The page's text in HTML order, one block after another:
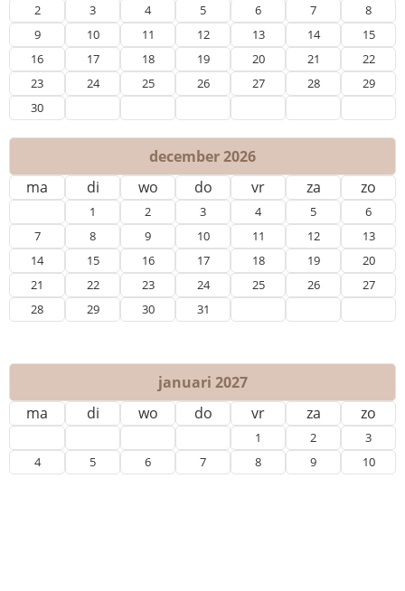
2
3 4 5 6 7
8
9
10 11 12 13 14
15
16
17 18 19 20 21
22
23
24 25 26 27 28
29
30
december 2026
ma
di wo do vr za zo
1 2 3 4 5
6
7
8 9 10 11 12
13
14
15 16 17 18 19
20
21
22 23 24 25 26
27
28
29 30 31
januari 2027
ma
di wo do vr za zo
1 2
3
4
5 6 7 8 9 10